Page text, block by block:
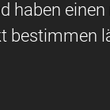
haben
bestimmen